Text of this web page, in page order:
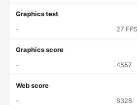
Graphics test
-
27 FPS
Graphics score
-
4557
Web score
-
8328